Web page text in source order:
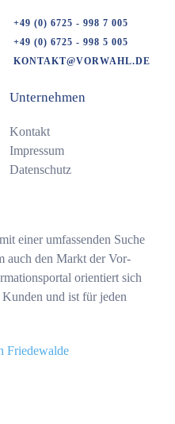
+49 (0) 6725 - 998 7 005
+49 (0) 6725 - 998 5 005
KONTAKT@VORWAHL.DE
Unternehmen
Kontakt
Impressum
Datenschutz
einer umfassenden Suche
auch den Markt der Vor-
orientiert sich
und ist für jeden
Friedewalde